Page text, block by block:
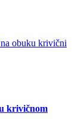
krivičnom